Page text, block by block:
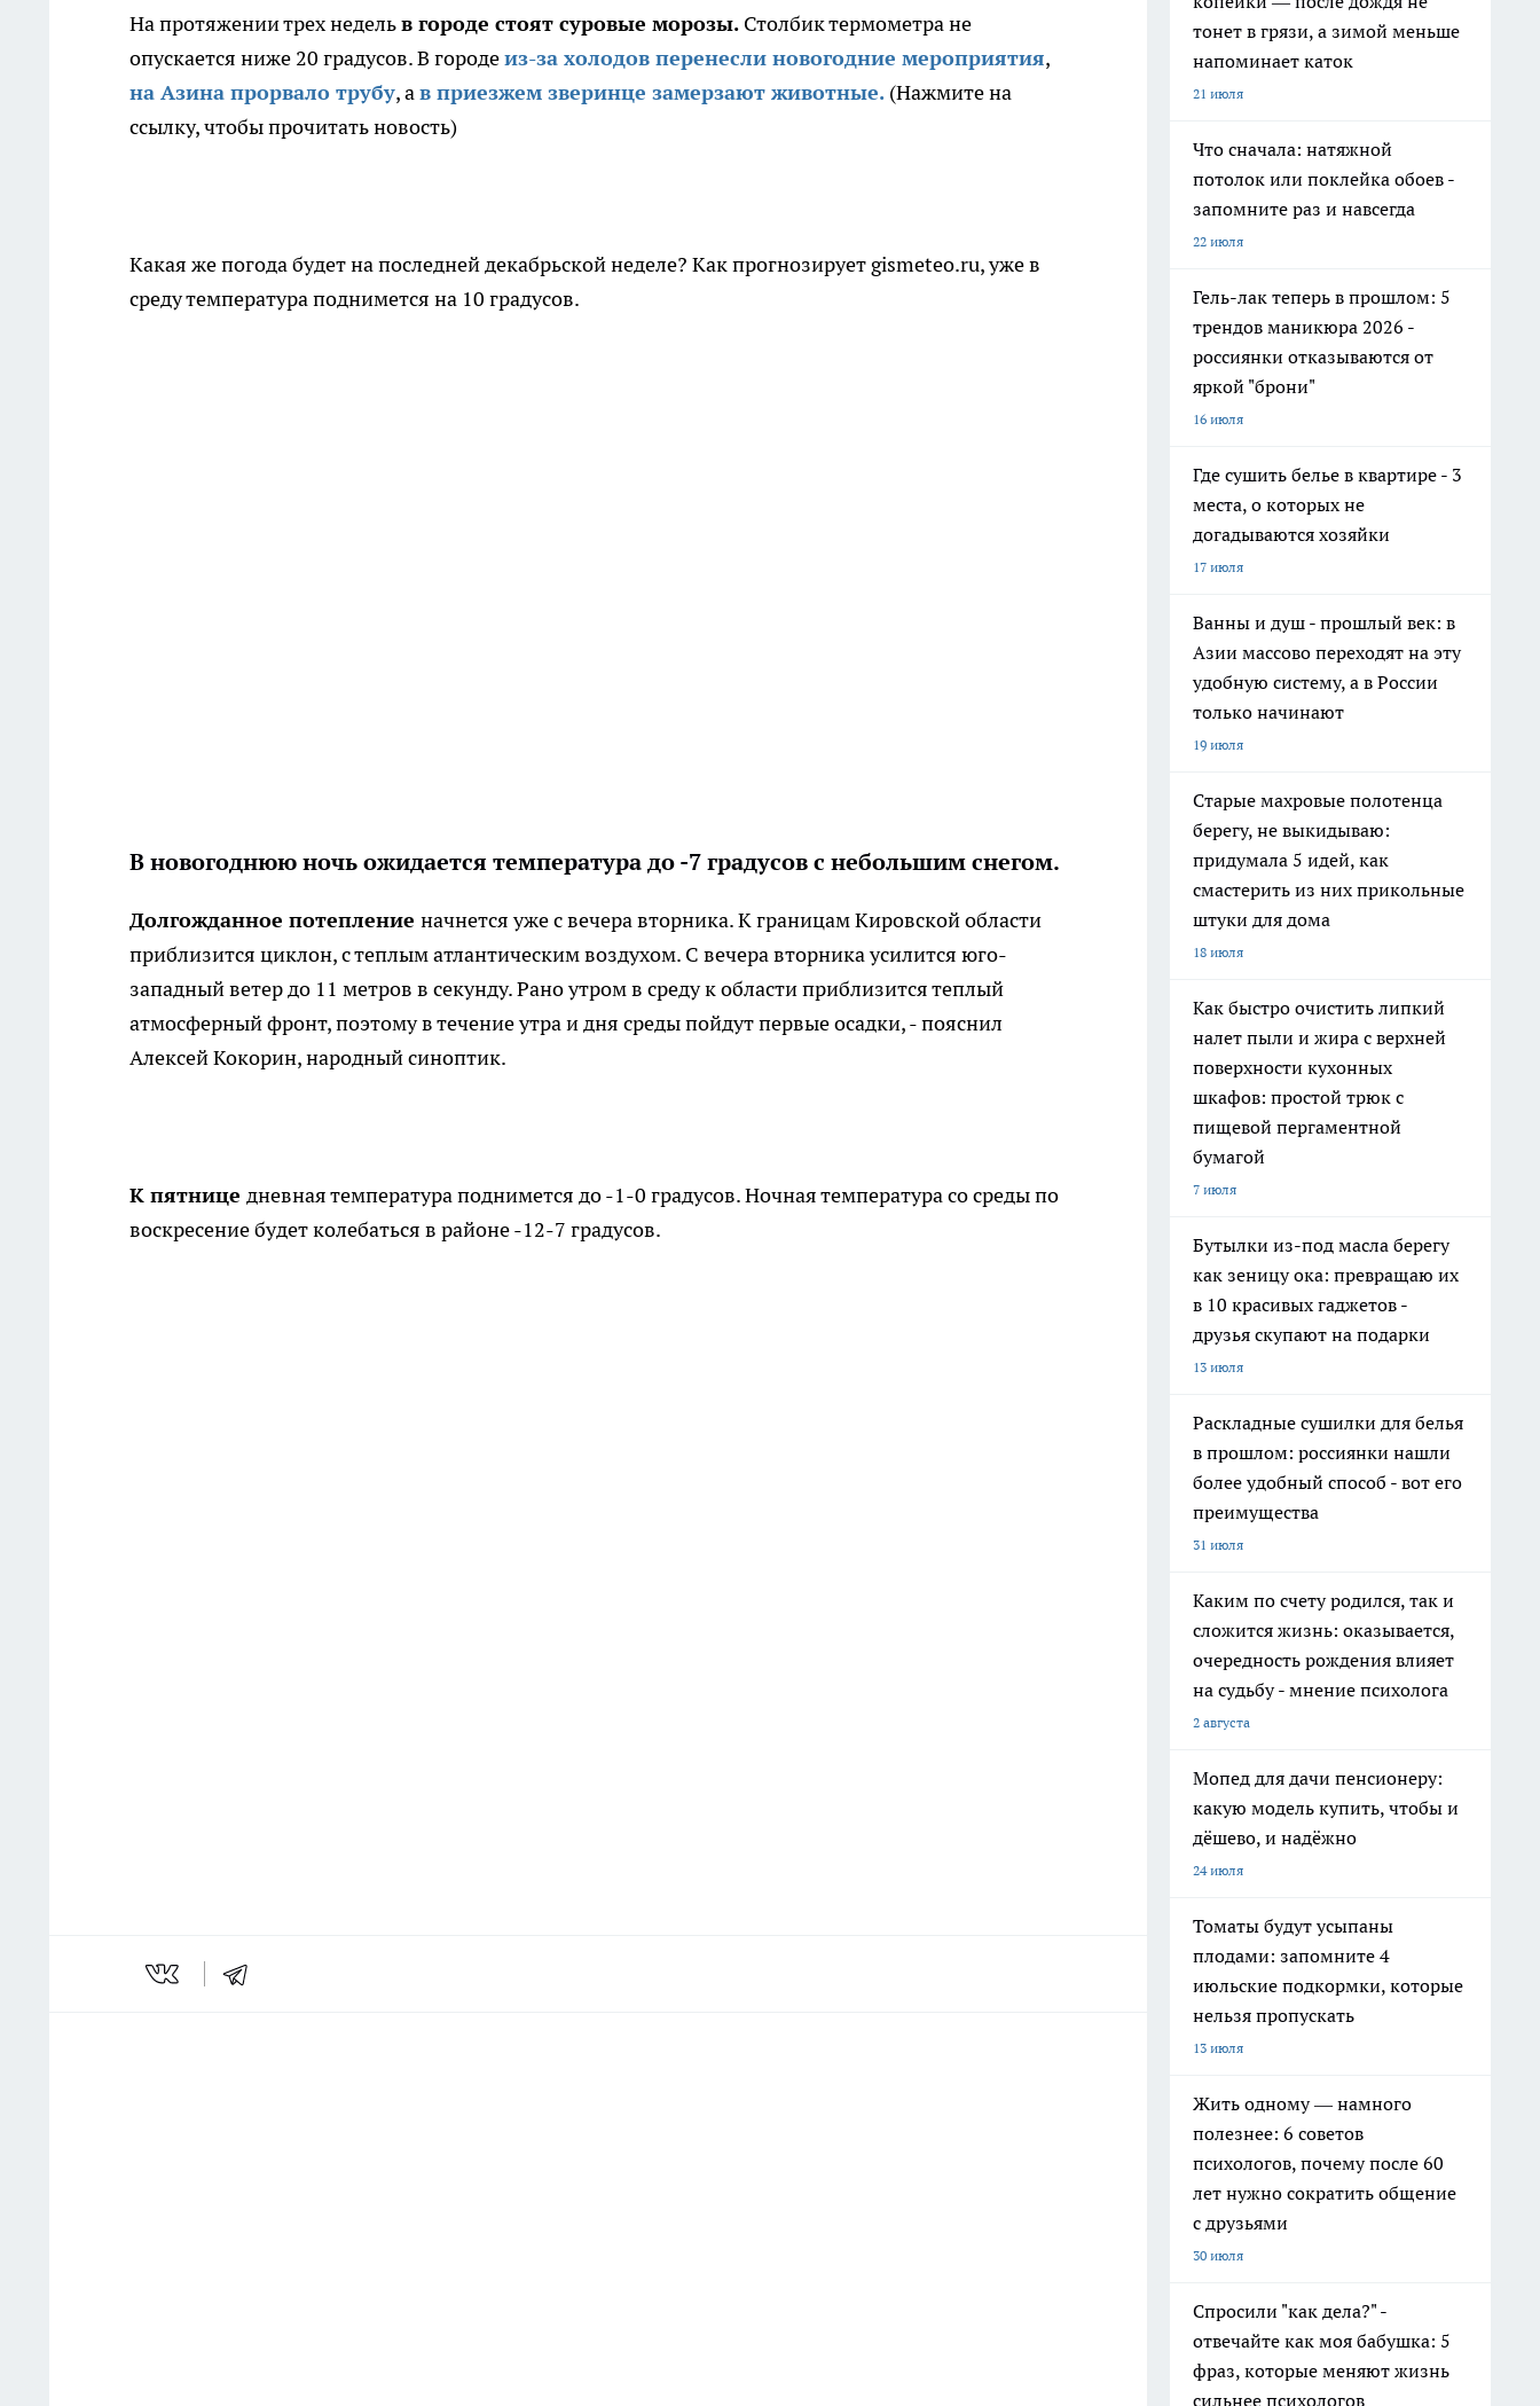
На протяжении трех недельв городе стоят суровые морозы. Столбик термометра не
опускается ниже 20 градусов. В городеиз-за холодов перенесли новогодние мероприятия,
на Азина прорвало трубу, ав приезжем зверинце замерзают животные. (Нажмите на
ссылку, чтобы прочитать новость)
Какая же погода будет на последней декабрьской неделе? Как прогнозирует gismeteo.ru, уже в
среду температура поднимется на 10 градусов.
В новогоднюю ночьожидается температура до -7 градусов с небольшим снегом.
Долгожданное потепление начнется уже с вечера вторника. К границам Кировской области
приблизится циклон, с теплым атлантическим воздухом. С вечера вторника усилится юго-
западный ветер до 11 метров в секунду. Рано утром в среду к области приблизится теплый
атмосферный фронт, поэтому в течение утра и дня среды пойдут первые осадки, - пояснил
Алексей Кокорин, народный синоптик.
К пятнице дневная температура поднимется до -1-0 градусов. Ночная температура со среды по
воскресение будет колебаться в районе -12-7 градусов.
тонет в грязи, а зимой меньше
напоминает каток
21 июля
Что сначала: натяжной
потолок или поклейка обоев -
запомните раз и навсегда
22 июля
Гель-лак теперь в прошлом: 5
трендов маникюра 2026 -
россиянки отказываются от
яркой "брони"
16 июля
Где сушить белье в квартире - 3
места, о которых не
догадываются хозяйки
17 июля
Ванны и душ - прошлый век: в
Азии массово переходят на эту
удобную систему, а в России
только начинают
19 июля
Старые махровые полотенца
берегу, не выкидываю:
придумала 5 идей, как
смастерить из них прикольные
штуки для дома
18 июля
Как быстро очистить липкий
налет пыли и жира с верхней
поверхности кухонных
шкафов: простой трюк с
пищевой пергаментной
бумагой
7 июля
Бутылки из-под масла берегу
как зеницу ока: превращаю их
в 10 красивых гаджетов -
друзья скупают на подарки
13 июля
Раскладные сушилки для белья
в прошлом: россиянки нашли
более удобный способ - вот его
преимущества
31 июля
Каким по счету родился, так и
сложится жизнь: оказывается,
очередность рождения влияет
на судьбу - мнение психолога
2 августа
Мопед для дачи пенсионеру:
какую модель купить, чтобы и
дёшево, и надёжно
24 июля
Томаты будут усыпаны
плодами: запомните 4
июльские подкормки, которые
нельзя пропускать
13 июля
Жить одному — намного
полезнее: 6 советов
психологов, почему после 60
лет нужно сократить общение
с друзьями
30 июля
Спросили "как дела?" -
отвечайте как моя бабушка: 5
фраз, которые меняют жизнь
сильнее психологов